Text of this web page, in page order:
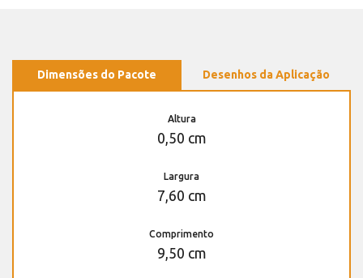
Dimensões do Pacote Desenhos da Aplicação
Altura
0,50 cm
Largura
7,60 cm
Comprimento
9,50 cm